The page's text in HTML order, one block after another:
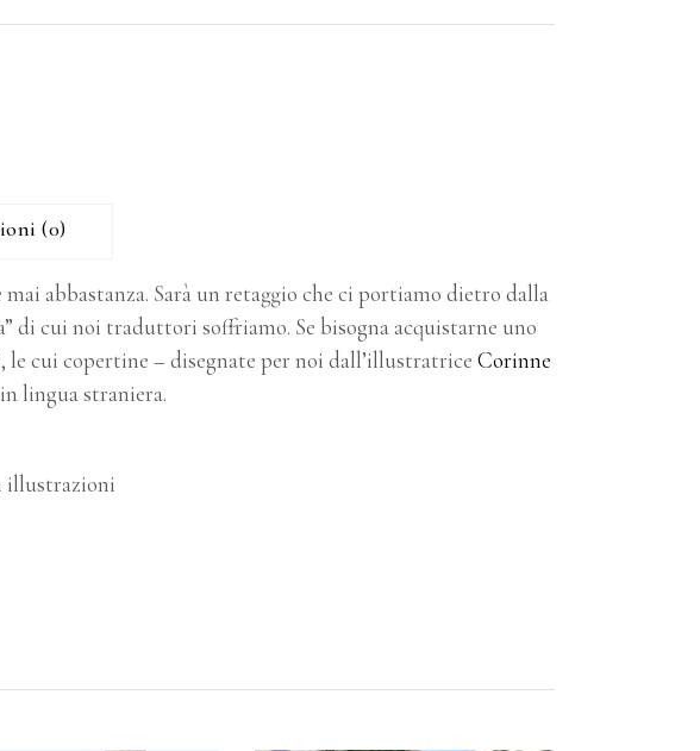
(0)
abbastanza. Sarà un retaggio che ci portiamo dietro dalla
di cui noi traduttori soffriamo. Se bisogna acquistarne uno
le cui copertine – disegnate per noi dall’illustratrice Corinne
lingua straniera.
illustrazioni